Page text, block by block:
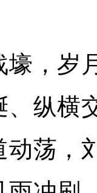
岁月
、纵横
动荡，